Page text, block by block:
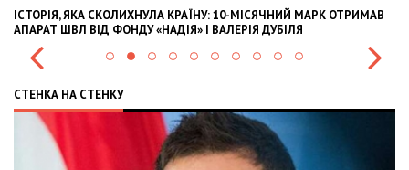
ІСТОРІЯ, ЯКА СКОЛИХНУЛА КРАЇНУ: 10-МІСЯЧНИЙ МАРК ОТРИМАВ
АПАРАТ ШВЛ ВІД ФОНДУ «НАДІЯ» І ВАЛЕРІЯ ДУБІЛЯ
СТЕНКА НА СТЕНКУ